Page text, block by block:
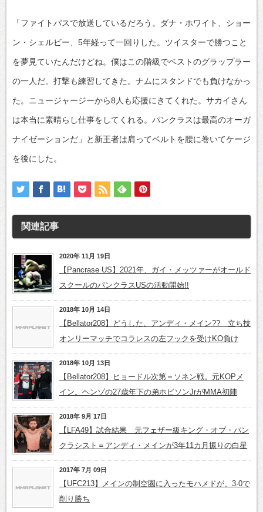
「ファイトパスで放送しているだろう。ダナ・ホワイト、ショー
ン・シェルビー、5年経って一回りした。ツイスターで勝つこと
を夢見ていたんだけどね。僕はこの階級でベストのグラップラー
の一人だ。打撃も練習してきた。ナムにスタンドでも負けなかっ
た。ニュージャージーから8人も応援にきてくれた。サカイさん
は本当に素晴らし仕事をしてくれる。パンクラスは最高のオーガ
ナイゼーションだ」と新王者は肩ってベルトを腰に巻いてケージ
を後にした。
関連記事
2020年 11月 19日
【Pancrase US】2021年、ガイ・メッツァーがオールド
スクールのパンクラスUSの活動開始!!
2018年 10月 14日
【Bellator208】どうした、アンディ・メイン?? 立ち技
オンリーマッチでコラレスの左フックを受けKO負け
2018年 10月 13日
【Bellator208】ヒョードル次第＝ソネン戦。元KOPメ
イン。ヘンゾの27歳年下の弟ホビソンJrがMMA初陣
2018年 9月 17日
【LFA49】試合結果 元フェザー級キング・オブ・パン
クラシスト＝アンディ・メインが3年11カ月振りの白星
2017年 7月 09日
【UFC213】メインの制空圏に入ったモハメドが、3‐0で
削り勝ち